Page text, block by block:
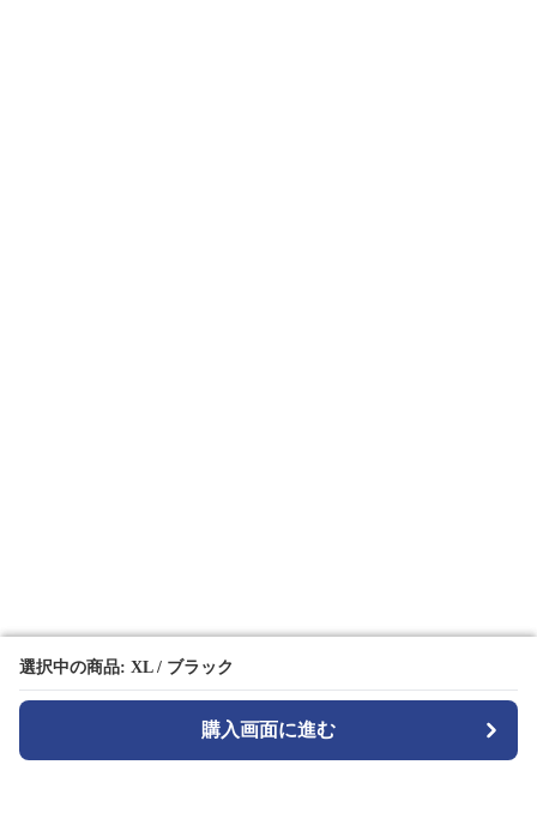
選択中の商品: XL / ブラック
購入画面に進む
選択中の商品: XL / ブラック
購入画面に進む